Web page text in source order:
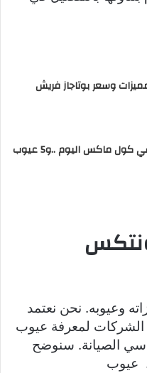
وسعر بوتاجاز فريش
كول ماكس اليوم ..و5 عيوب
وعيوبه. نحن نعتمد
الشركات لمعرفة عيوب
الصيانة. سنوضح
عيوب